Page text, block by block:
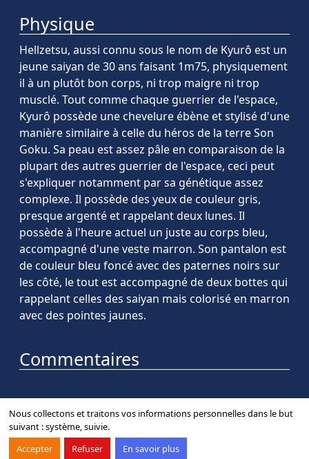
Nous collectons et traitons vos informations personnelles dans le but
suivant :système, suivie.
Accepter
Refuser En savoir plus
Physique
Hellzetsu, aussi connu sous le nom de Kyurô est un
jeune saiyan de 30 ans faisant 1m75, physiquement
il à un plutôt bon corps, ni trop maigre ni trop
musclé. Tout comme chaque guerrier de l'espace,
Kyurô possède une chevelure ébène et stylisé d'une
manière similaire à celle du héros de la terre Son
Goku. Sa peau est assez pâle en comparaison de la
plupart des autres guerrier de l'espace, ceci peut
s'expliquer notamment par sa génétique assez
complexe. Il possède des yeux de couleur gris,
presque argenté et rappelant deux lunes. Il
possède à l'heure actuel un juste au corps bleu,
accompagné d'une veste marron. Son pantalon est
de couleur bleu foncé avec des paternes noirs sur
les côté, le tout est accompagné de deux bottes qui
rappelant celles des saiyan mais colorisé en marron
avec des pointes jaunes.
Commentaires
Contact Forum